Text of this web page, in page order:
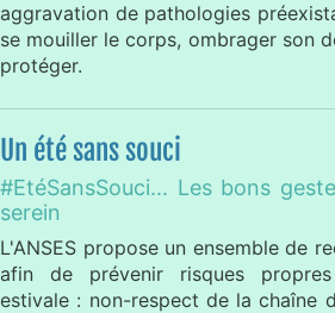
aggravation de pathologies
se mouiller le corps, ombrager son
protéger.
Un été sans souci
#EtéSansSouci... Les bons
serein
L'ANSES propose un ensemble de
afin de prévenir risques
estivale : non-respect de la chaîne